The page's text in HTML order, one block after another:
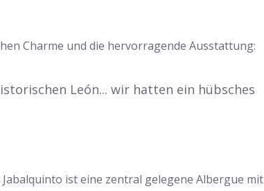
Charme und die hervorragende Ausstattung:
León... wir hatten ein hübsches
ist eine zentral gelegene Albergue mit